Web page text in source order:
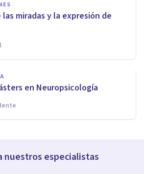
miradas y la expresión de
en Neuropsicología
nuestros especialistas